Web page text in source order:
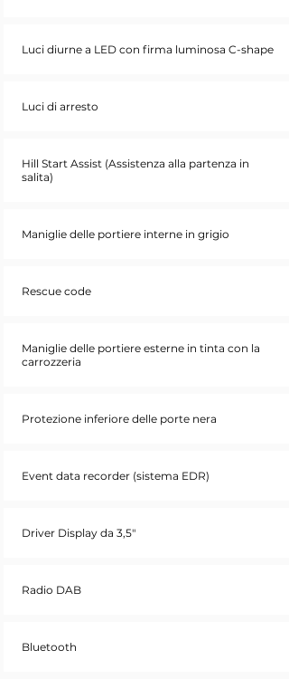
Luci diurne a LED con firma luminosa C-shape
Luci di arresto
Hill Start Assist (Assistenza alla partenza in
salita)
Maniglie delle portiere interne in grigio
Rescue code
Maniglie delle portiere esterne in tinta con la
carrozzeria
Protezione inferiore delle porte nera
Event data recorder (sistema EDR)
Driver Display da 3,5"
Radio DAB
Bluetooth